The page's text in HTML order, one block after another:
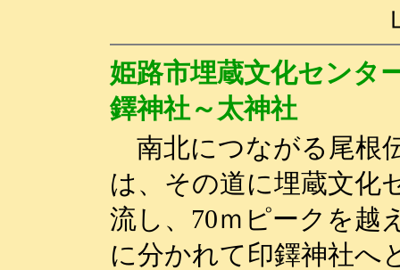
姫路市埋蔵文化センタ
鐸神社～太神社
南北につながる尾根
は、その道に埋蔵文化
流し、70ｍピークを越
に分かれて印鐸神社へ